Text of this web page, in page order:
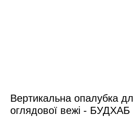
Вертикальна опалубка
оглядової вежі - БУДХАБ